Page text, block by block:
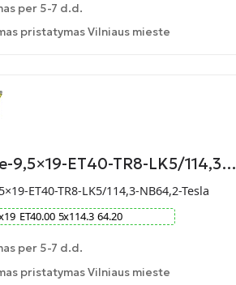
per 5-7 d.d.
pristatymas Vilniaus mieste
9,5×19-ET40-TR8-LK5/114,3…
ET40-TR8-LK5/114,3-NB64,2-Tesla
19 ET40.00 5x114.3 64.20
per 5-7 d.d.
pristatymas Vilniaus mieste